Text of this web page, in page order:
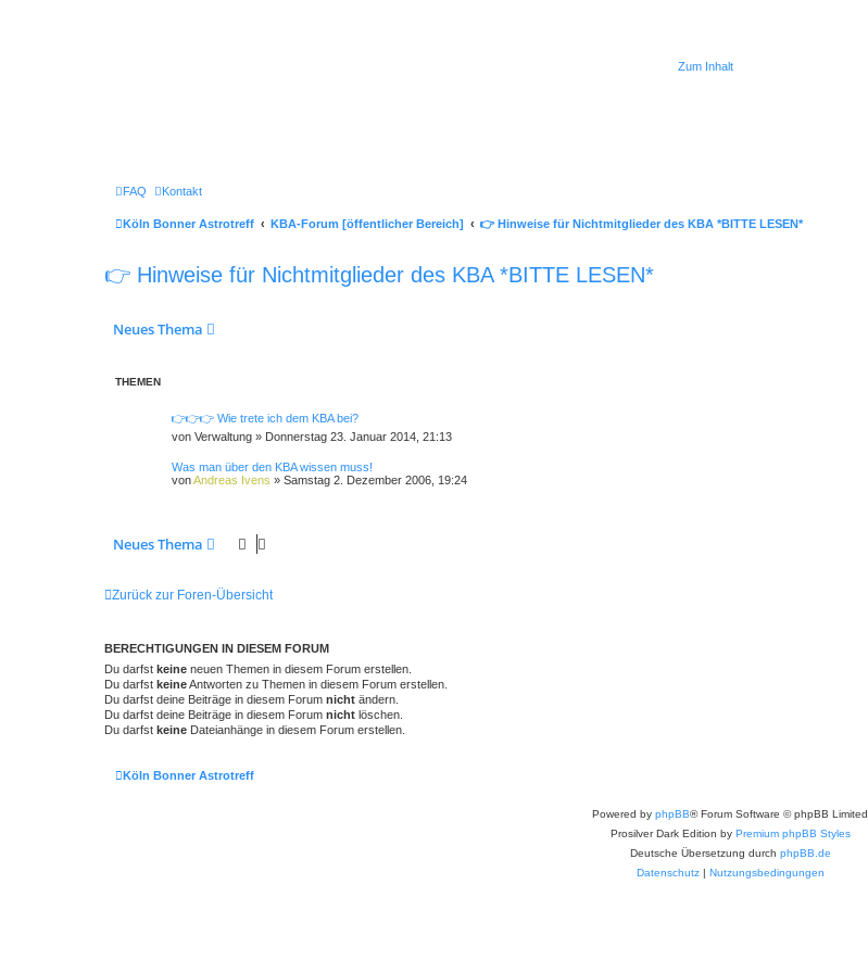
Zum Inhalt
FAQ Kontakt
Köln Bonner Astrotreff KBA-Forum [öffentlicher Bereich] 👉 Hinweise für Nichtmitglieder des KBA *BITTE LESEN*
👉 Hinweise für Nichtmitglieder des KBA *BITTE LESEN*
Neues Thema
THEMEN
👉👉👉 Wie trete ich dem KBA bei?
von Verwaltung » Donnerstag 23. Januar 2014, 21:13
Was man über den KBA wissen muss!
vonAndreas Ivens » Samstag 2. Dezember 2006, 19:24
Neues Thema
Zurück zur Foren-Übersicht
BERECHTIGUNGEN IN DIESEM FORUM
Du darfst keine neuen Themen in diesem Forum erstellen.
Du darfst keineAntworten zu Themen in diesem Forum erstellen.
Du darfst deine Beiträge in diesem Forum nicht ändern.
Du darfst deine Beiträge in diesem Forum nicht löschen.
Du darfst keine Dateianhänge in diesem Forum erstellen.
Köln Bonner Astrotreff
Powered by phpBB® Forum Software © phpBB Limited
Prosilver Dark Edition by Premium phpBB Styles
Deutsche Übersetzung durch phpBB.de
Datenschutz | Nutzungsbedingungen